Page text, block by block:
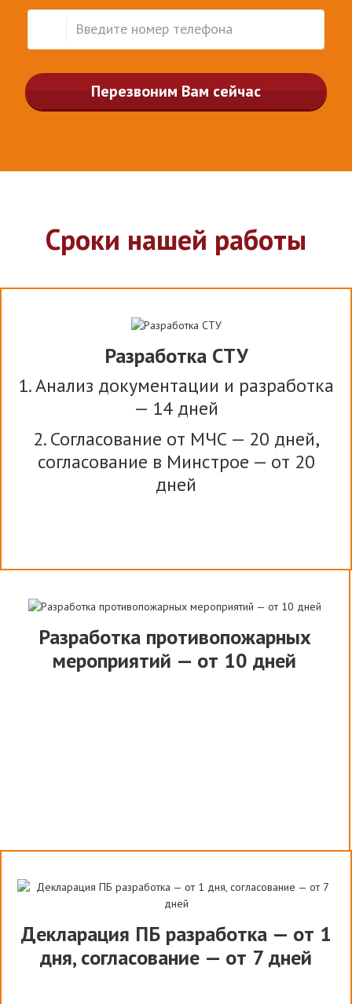
Перезвоним Вам сейчас
Сроки нашей работы
Разработка СТУ
1. Анализ документации и разработка
— 14 дней
2. Согласование от МЧС — 20 дней,
согласование в Минстрое — от 20
дней
Разработка противопожарных
мероприятий — от 10 дней
Декларация ПБ разработка — от 1
дня, согласование — от 7 дней